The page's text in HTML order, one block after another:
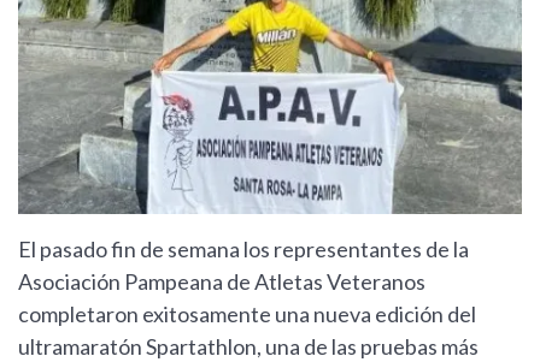
El pasado fin de semana los representantes de la
Asociación Pampeana de Atletas Veteranos
completaron exitosamente una nueva edición del
ultramaratón Spartathlon, una de las pruebas más